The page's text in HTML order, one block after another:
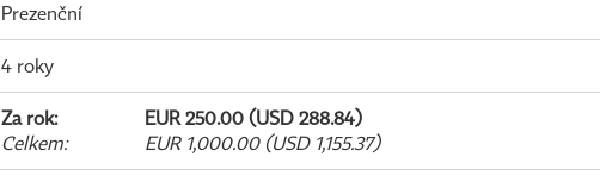
Prezenční
4 roky
Za rok:
EUR 250.00 (USD 288.84)
Celkem: EUR 1,000.00 (USD 1,155.37)